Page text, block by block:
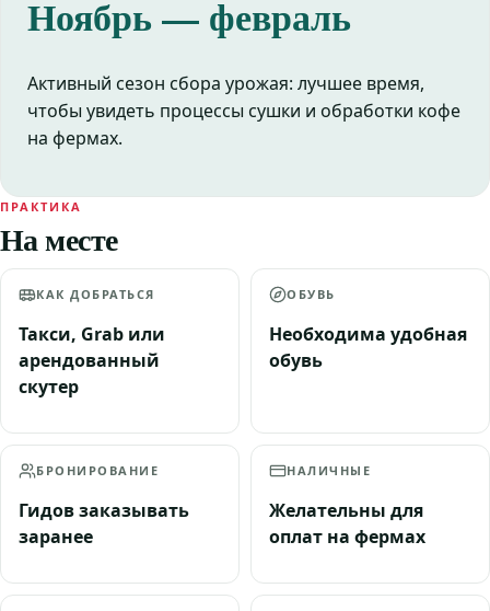
Ноябрь — февраль
Активный сезон сбора урожая: лучшее время,
чтобы увидеть процессы сушки и обработки кофе
на фермах.
ПРАКТИКА
На месте
КАК ДОБРАТЬСЯ
Такси, Grab или
арендованный
скутер
ОБУВЬ
Необходима удобная
обувь
БРОНИРОВАНИЕ
Гидов заказывать
заранее
НАЛИЧНЫЕ
Желательны для
оплат на фермах